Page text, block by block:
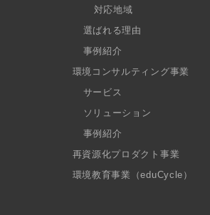
対応地域
選ばれる理由
事例紹介
環境コンサルティング事業
サービス
ソリューション
事例紹介
再資源化プロダクト事業
環境教育事業（eduCycle）